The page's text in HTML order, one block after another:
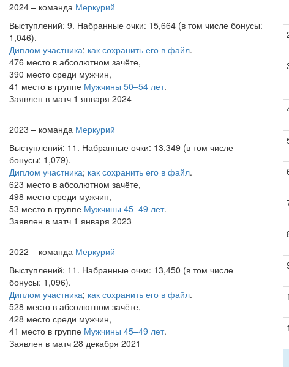
2024 – команда Меркурий
Выступлений: 9. Набранные очки: 15,664 (в том числе бонусы:
1,046).
Диплом участника; как сохранить его в файл.
476 место в абсолютном зачёте,
390 место среди мужчин,
41 место в группе Мужчины 50–54 лет.
Заявлен в матч 1 января 2024
2023 – команда Меркурий
Выступлений: 11. Набранные очки: 13,349 (в том числе
бонусы: 1,079).
Диплом участника; как сохранить его в файл.
623 место в абсолютном зачёте,
498 место среди мужчин,
53 место в группе Мужчины 45–49 лет.
Заявлен в матч 1 января 2023
2022 – команда Меркурий
Выступлений: 11. Набранные очки: 13,450 (в том числе
бонусы: 1,096).
Диплом участника; как сохранить его в файл.
528 место в абсолютном зачёте,
428 место среди мужчин,
41 место в группе Мужчины 45–49 лет.
Заявлен в матч 28 декабря 2021